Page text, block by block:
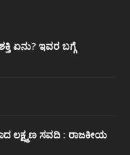
ಏನು? ಇವರ ಬಗ್ಗೆ
ಲಕ್ಷ್ಮಣ ಸವದಿ : ರಾಜಕೀಯ